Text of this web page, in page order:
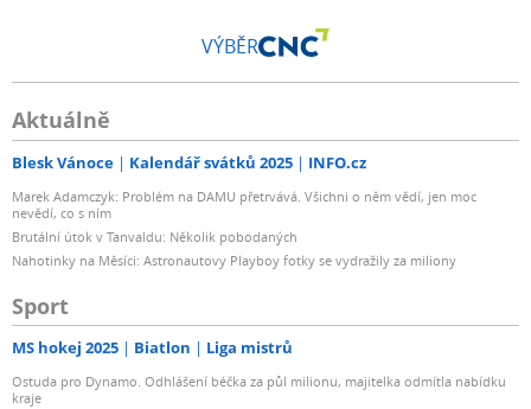
VÝBĚR
Aktuálně
Blesk Vánoce Kalendář svátků 2025 INFO.cz
Marek Adamczyk: Problém na DAMU přetrvává. Všichni o něm vědí, jen moc
nevědí, co s ním
Brutální útok v Tanvaldu: Několik pobodaných
Nahotinky na Měsíci: Astronautovy Playboy fotky se vydražily za miliony
Sport
MS hokej 2025 Biatlon Liga mistrů
Ostuda pro Dynamo. Odhlášení béčka za půl milionu, majitelka odmítla nabídku
kraje